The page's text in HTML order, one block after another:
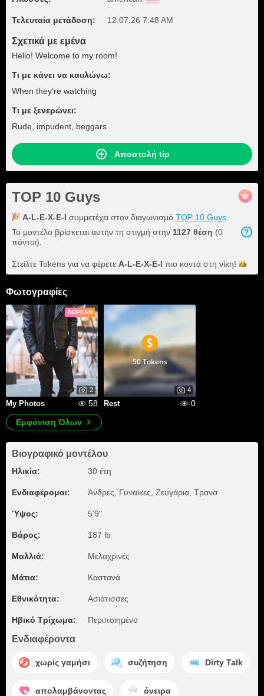
Τελευταία μετάδοση: 12.07.26 7:48 AM
Σχετικά με εμένα
Hello! Welcome to my room!
Τι με κάνει να καυλώνω:
When they're watching
Τι με ξενερώνει:
Rude, impudent, beggars
Αποστολή tip
TOP 10 Guys
A-L-E-X-E-I συμμετέχει στον διαγωνισμό TOP 10 Guys
Το μοντέλο βρίσκεται αυτήν τη στιγμή στην 1127 θέση (0
πόντοι).
Στείλτε Tokens για να φέρετε A-L-E-X-E-I πιο κοντά στη νίκη!
Φωτογραφίες
ΔΩΡΕΆΝ
2
My Photos 58
50 Tokens
4
Rest
0
Εμφάνιση Όλων
Βιογραφικό μοντέλου
Ηλικία: 30 έτη
Ενδιαφέρομαι: Άνδρες, Γυναίκες, Zευγάρια, Τρανσ
Ύψος: 5'9"
Βάρος: 187 lb
Μαλλιά: Μελαχρινές
Μάτια: Καστανά
Εθνικότητα: Ασιάτισσες
Ηβικό Τρίχωμα: Περιποιημένο
Ενδιαφέροντα
χωρίς γαμήσι συζήτηση Dirty Talk
απολαμβάνοντας όνειρα